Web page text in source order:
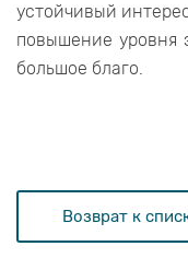
устойчивый
повышение уровня
большое благо.
Возврат к